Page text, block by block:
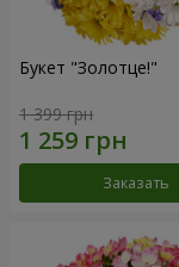
Букет "Золотце!"
1 399 грн
Заказать